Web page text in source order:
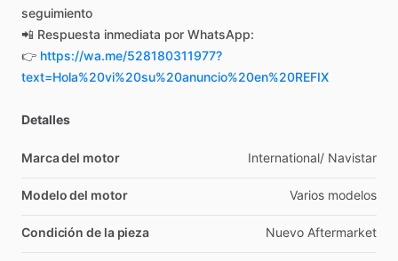
seguimiento
📲 Respuesta inmediata por WhatsApp:
👉 https://wa.me/528180311977?
text=Hola%20vi%20su%20anuncio%20en%20REFIX
Detalles
Marca del motor International​/​ Navistar
Modelo del motor Varios modelos
Condición de la pieza Nuevo Aftermarket